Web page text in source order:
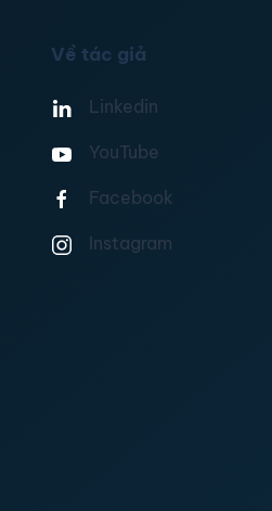
Về tác giả
Linkedin
YouTube
Facebook
Instagram